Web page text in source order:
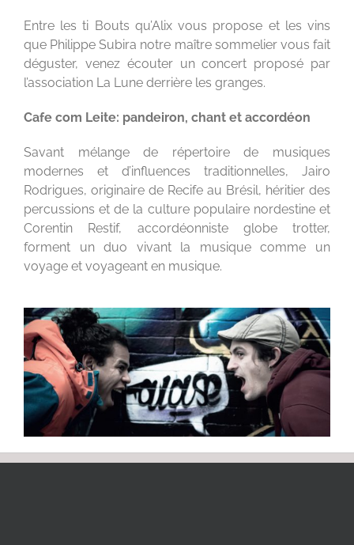
Entre les ti Bouts qu’Alix vous propose et les vins
que Philippe Subira notre maître sommelier vous fait
déguster, venez écouter un concert proposé par
l’association La Lune derrière les granges.
Cafe com Leite: pandeiron, chant et accordéon
Savant mélange de répertoire de musiques
modernes et d’influences traditionnelles, Jairo
Rodrigues, originaire de Recife au Brésil, héritier des
percussions et de la culture populaire nordestine et
Corentin Restif, accordéonniste globe trotter,
forment un duo vivant la musique comme un
voyage et voyageant en musique.